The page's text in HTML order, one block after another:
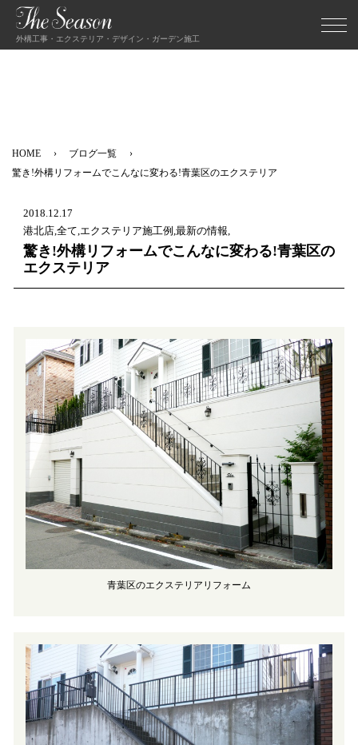
外構工事・エクステリア・デザイン・ガーデン施工
HOME
ブログ一覧
驚き!外構リフォームでこんなに変わる!青葉区のエクステリア
2018.12.17
港北店,全て,エクステリア施工例,最新の情報,
驚き!外構リフォームでこんなに変わる!青葉区の
エクステリア
青葉区のエクステリアリフォーム